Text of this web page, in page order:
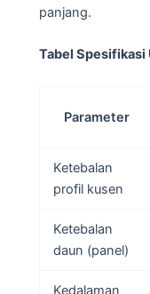
panjang.
Tabel Spesifikasi
Parameter
Ketebalan
profil kusen
Ketebalan
daun (panel)
Kedalaman